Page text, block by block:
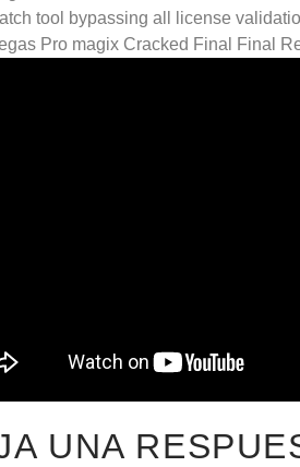
tool bypassing all license
Pro magix Cracked Final Final
UNA